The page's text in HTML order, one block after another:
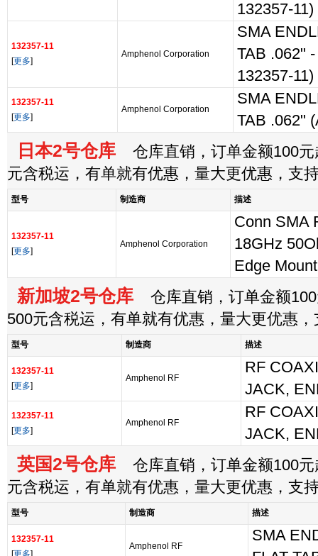
132357-11)
132357-11
[更多]
Amphenol Corporation
SMA
TAB .062"
132357-11)
132357-11
[更多]
Amphenol Corporation
SMA
TAB .062"
日本2号仓库 仓库直销，订单金额100元
元含税运，有单就有优惠，量大更优惠，支
型号 制造商 描述
132357-11
[更多]
Amphenol Corporation
Conn SMA
18GHz
Edge
新加坡2号仓库 仓库直销，订单金额
500元含税运，有单就有优惠，量大更优惠
型号 制造商 描述
132357-11
[更多]
Amphenol RF
RF
JACK,
132357-11
[更多]
Amphenol RF
RF
JACK,
英国2号仓库 仓库直销，订单金额100元
元含税运，有单就有优惠，量大更优惠，支
型号 制造商 描述
132357-11
[更多]
Amphenol RF
SMA